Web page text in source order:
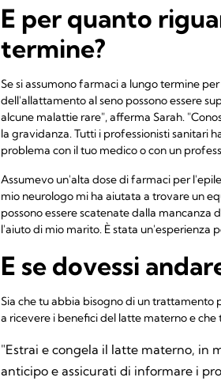
E per quanto
termine?
Se si assumono farmaci a lungo termine
dell'allattamento al seno possono essere
alcune malattie rare", afferma Sarah.
la gravidanza. Tutti i professionisti sanitari
problema con il tuo medico o con un
Assumevo un'alta dose di farmaci per
mio neurologo mi ha aiutata a trovare un
possono essere scatenate dalla mancanza
l'aiuto di mio marito. È stata un'esperienza
E se dovessi
Sia che tu abbia bisogno di un
a ricevere i benefici del latte materno e
"Estrai e congela il latte materno, in
anticipo e assicurati di informare i